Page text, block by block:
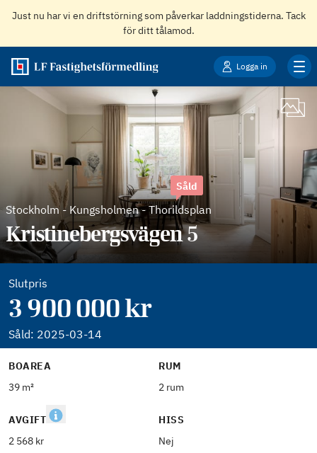
Just nu har vi en driftstörning som påverkar laddningstiderna. Tack
för ditt tålamod.
Logga in
Stockholm - Kungsholmen - Thorildsplan
Såld
Kristinebergsvägen 5
Slutpris
3 900 000 kr
Såld: 2025-03-14
BOAREA
39 m²
RUM
2 rum
AVGIFT
2 568 kr
HISS
Nej